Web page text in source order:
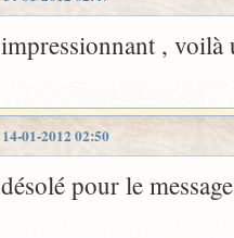
impressionnant ,
14-01-2012 02:50
désolé pour le